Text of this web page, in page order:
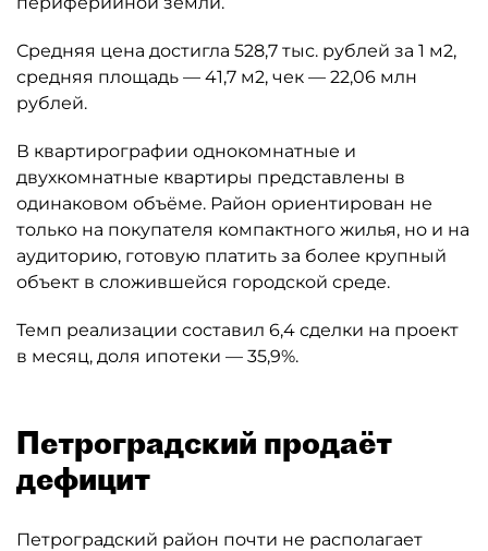
Средняя цена достигла 528,7 тыс. рублей за 1 м2,
средняя площадь — 41,7 м2, чек — 22,06 млн
рублей.
В квартирографии однокомнатные и
двухкомнатные квартиры представлены в
одинаковом объёме. Район ориентирован не
только на покупателя компактного жилья, но и на
аудиторию, готовую платить за более крупный
объект в сложившейся городской среде.
Темп реализации составил 6,4 сделки на проект
в месяц, доля ипотеки — 35,9%.
Петроградский продаёт
дефицит
Петроградский район почти не располагает